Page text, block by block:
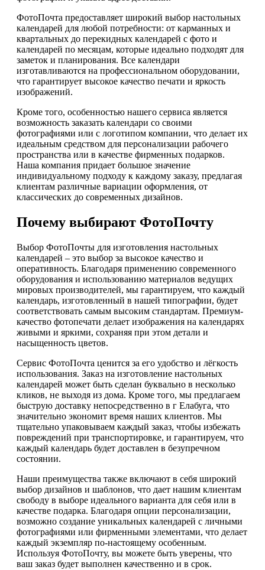
ФотоПочта предоставляет широкий выбор настольных
календарей для любой потребности: от карманных и
квартальных до перекидных календарей с фото и
календарей по месяцам, которые идеально подходят для
заметок и планирования. Все календари
изготавливаются на профессиональном оборудовании,
что гарантирует высокое качество печати и яркость
изображений.
Кроме того, особенностью нашего сервиса является
возможность заказать календари со своими
фотографиями или с логотипом компании, что делает их
идеальным средством для персонализации рабочего
пространства или в качестве фирменных подарков.
Наша компания придает большое значение
индивидуальному подходу к каждому заказу, предлагая
клиентам различные вариации оформления, от
классических до современных дизайнов.
Почему выбирают ФотоПочту
Выбор ФотоПочты для изготовления настольных
календарей – это выбор за высокое качество и
оперативность. Благодаря применению современного
оборудования и использованию материалов ведущих
мировых производителей, мы гарантируем, что каждый
календарь, изготовленный в нашей типографии, будет
соответствовать самым высоким стандартам. Премиум-
качество фотопечати делает изображения на календарях
живыми и яркими, сохраняя при этом детали и
насыщенность цветов.
Сервис ФотоПочта ценится за его удобство и лёгкость
использования. Заказ на изготовление настольных
календарей может быть сделан буквально в несколько
кликов, не выходя из дома. Кроме того, мы предлагаем
быструю доставку непосредственно в г Елабуга, что
значительно экономит время наших клиентов. Мы
тщательно упаковываем каждый заказ, чтобы избежать
повреждений при транспортировке, и гарантируем, что
каждый календарь будет доставлен в безупречном
состоянии.
Наши преимущества также включают в себя широкий
выбор дизайнов и шаблонов, что дает нашим клиентам
свободу в выборе идеального варианта для себя или в
качестве подарка. Благодаря опции персонализации,
возможно создание уникальных календарей с личными
фотографиями или фирменными элементами, что делает
каждый экземпляр по-настоящему особенным.
Используя ФотоПочту, вы можете быть уверены, что
ваш заказ будет выполнен качественно и в срок.